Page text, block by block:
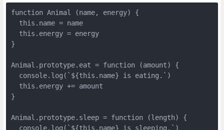
function Animal (name, energy) {
  this.name = name
  this.energy = energy
}
Animal.prototype.eat = function (amount) {
  console.log(`${this.name} is eating.`)
  this.energy += amount
}
Animal.prototype.sleep = function (length) {
  console.log(`${this.name} is sleeping.`)